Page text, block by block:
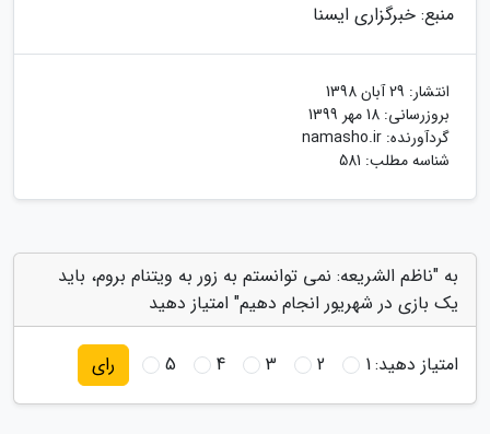
منبع: خبرگزاری ایسنا
انتشار: 29 آبان 1398
بروزرسانی: 18 مهر 1399
گردآورنده: namasho.ir
شناسه مطلب: 581
به "ناظم الشریعه: نمی توانستم به زور به ویتنام بروم، باید
یک بازی در شهریور انجام دهیم" امتیاز دهید
امتیاز دهید:1
2
3
4
5 رای